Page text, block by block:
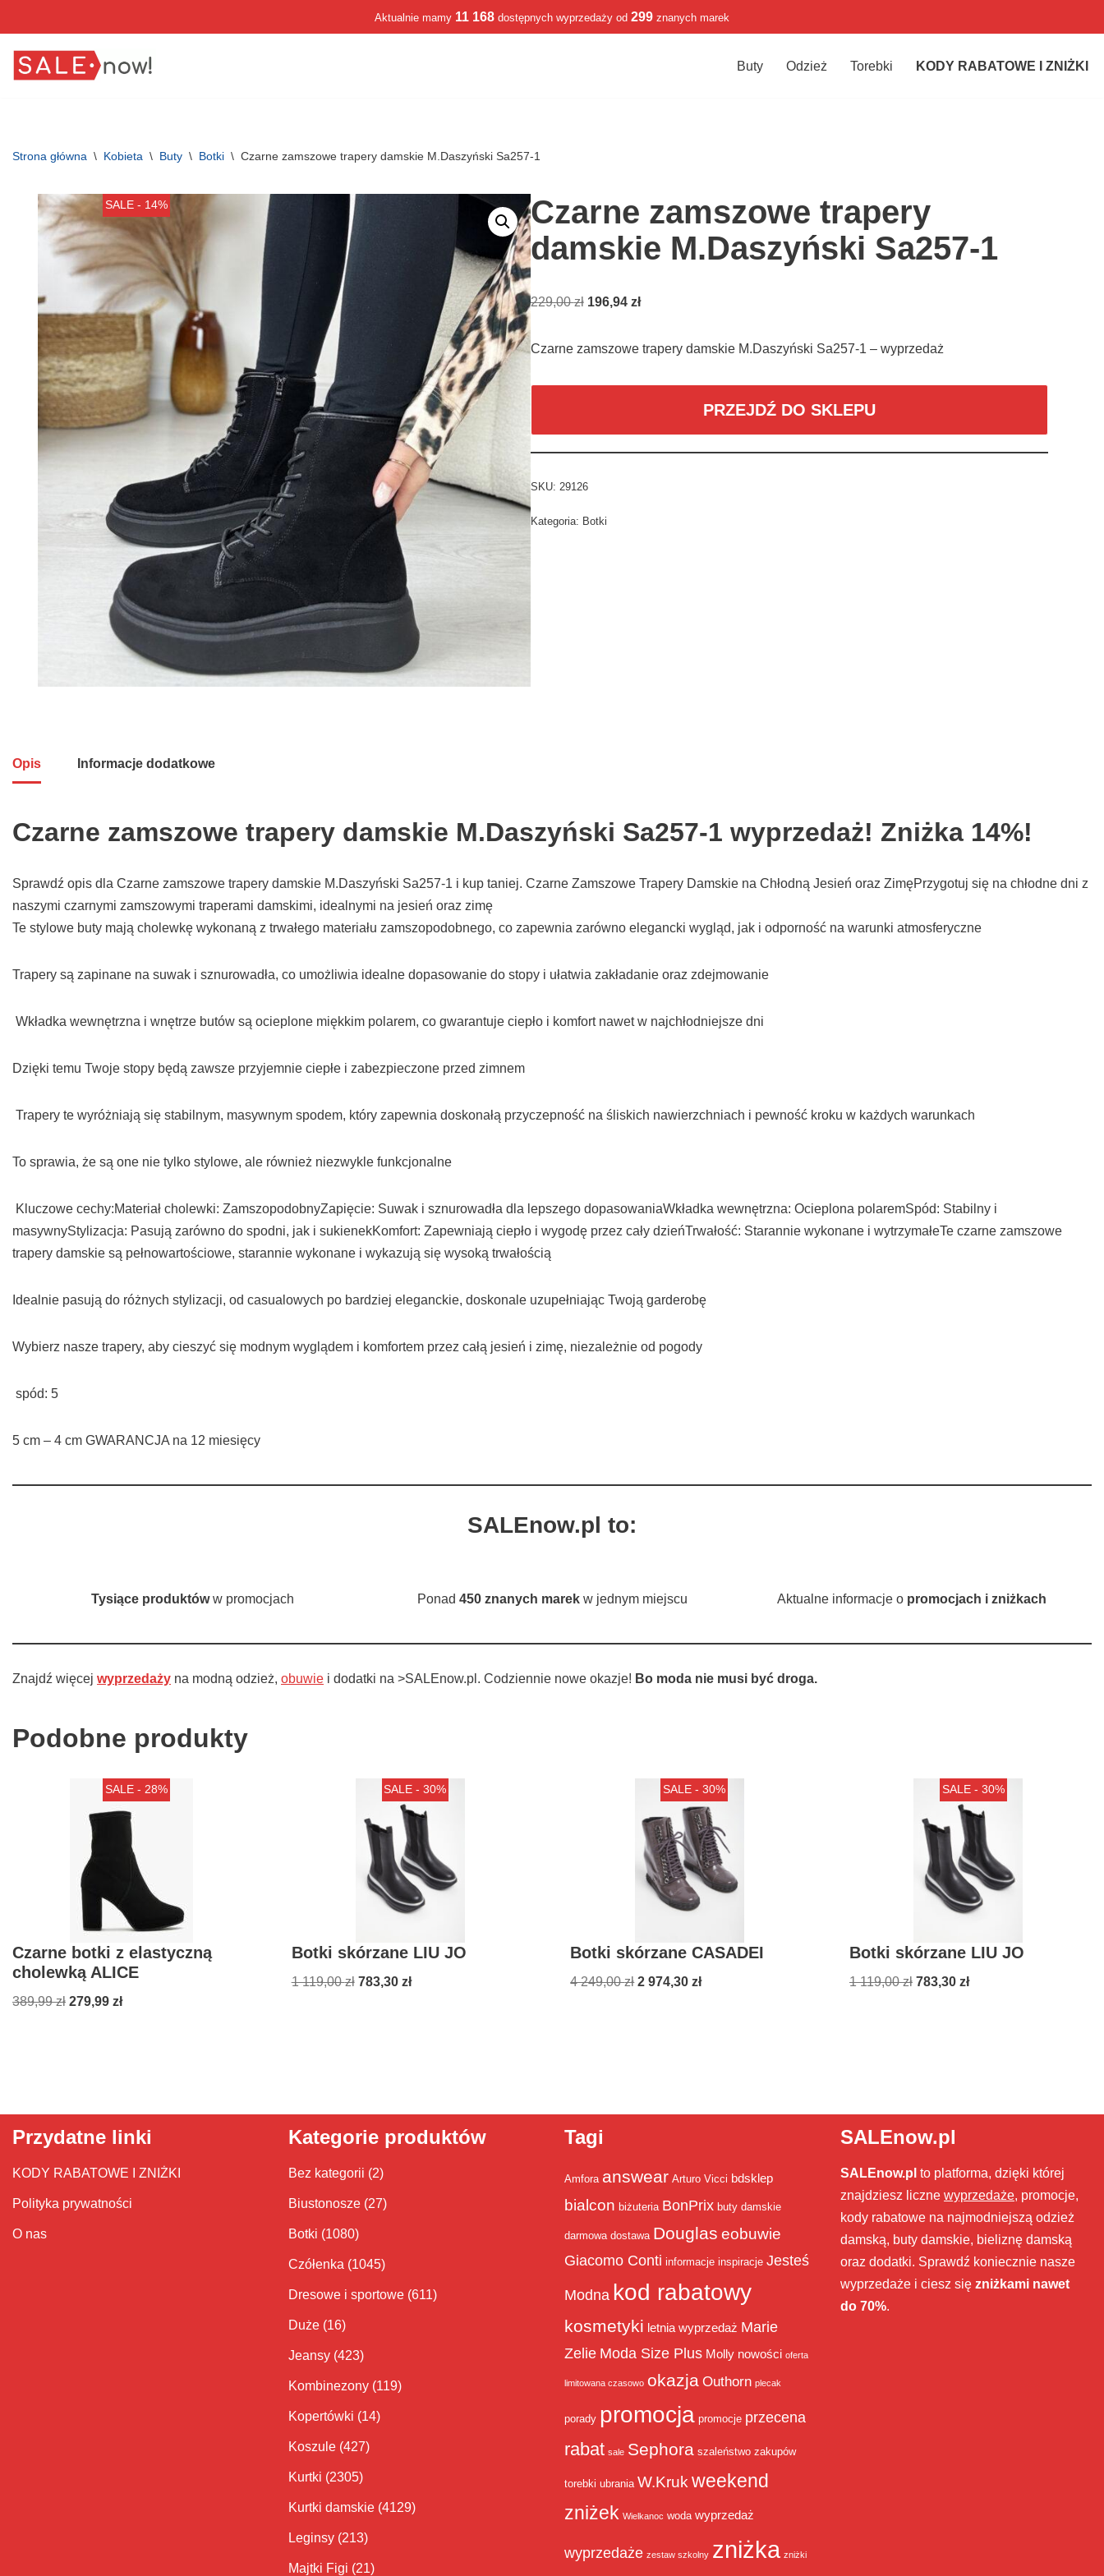
do
Aktualnie mamy 11 168 dostępnych wyprzedaży od 299 znanych marek
Buty Odzież Torebki KODY RABATOWE I ZNIŻKI
Strona główna \ Kobieta \ Buty \ Botki \ Czarne zamszowe trapery damskie M.Daszyński Sa257-1
SALE - 14%
Czarne zamszowe trapery
damskie M.Daszyński Sa257-1
229,00zł 196,94 zł
Czarne zamszowe trapery damskie M.Daszyński Sa257-1 – wyprzedaż
PRZEJDŹ DO SKLEPU
SKU: 29126
Kategoria: Botki
Opis Informacje dodatkowe
Czarne zamszowe trapery damskie M.Daszyński Sa257-1 wyprzedaż! Zniżka 14%!
Sprawdź opis dla Czarne zamszowe trapery damskie M.Daszyński Sa257-1 i kup taniej. Czarne Zamszowe Trapery Damskie na Chłodną Jesień oraz ZimęPrzygotuj się na chłodne dni z
naszymi czarnymi zamszowymi traperami damskimi, idealnymi na jesień oraz zimę
Te stylowe buty mają cholewkę wykonaną z trwałego materiału zamszopodobnego, co zapewnia zarówno elegancki wygląd, jak i odporność na warunki atmosferyczne
Trapery są zapinane na suwak i sznurowadła, co umożliwia idealne dopasowanie do stopy i ułatwia zakładanie oraz zdejmowanie
Wkładka wewnętrzna i wnętrze butów są ocieplone miękkim polarem, co gwarantuje ciepło i komfort nawet w najchłodniejsze dni
Dzięki temu Twoje stopy będą zawsze przyjemnie ciepłe i zabezpieczone przed zimnem
Trapery te wyróżniają się stabilnym, masywnym spodem, który zapewnia doskonałą przyczepność na śliskich nawierzchniach i pewność kroku w każdych warunkach
To sprawia, że są one nie tylko stylowe, ale również niezwykle funkcjonalne
Kluczowe cechy:Materiał cholewki: ZamszopodobnyZapięcie: Suwak i sznurowadła dla lepszego dopasowaniaWkładka wewnętrzna: Ocieplona polaremSpód: Stabilny i
masywnyStylizacja: Pasują zarówno do spodni, jak i sukienekKomfort: Zapewniają ciepło i wygodę przez cały dzieńTrwałość: Starannie wykonane i wytrzymałeTe czarne zamszowe
trapery damskie są pełnowartościowe, starannie wykonane i wykazują się wysoką trwałością
Idealnie pasują do różnych stylizacji, od casualowych po bardziej eleganckie, doskonale uzupełniając Twoją garderobę
Wybierz nasze trapery, aby cieszyć się modnym wyglądem i komfortem przez całą jesień i zimę, niezależnie od pogody
spód: 5
5 cm – 4 cm GWARANCJA na 12 miesięcy
SALEnow.pl to:
Tysiące produktóww promocjach Ponad 450 znanych marekw jednym miejscu Aktualne informacje o promocjach i zniżkach
Znajdź więcej wyprzedaży na modną odzież, obuwie i dodatki na >SALEnow.pl. Codziennie nowe okazje! Bo moda nie musi być droga.
Podobne produkty
SALE - 28%
Czarne botki z elastyczną
cholewką ALICE
389,99zł 279,99 zł
SALE - 30%
Botki skórzane LIU JO
1 119,00zł 783,30 zł
SALE - 30%
Botki skórzane CASADEI
4 249,00zł 2 974,30zł
SALE - 30%
Botki skórzane LIU JO
1 119,00zł 783,30 zł
Przydatne linki
KODY RABATOWE I ZNIŻKI
Polityka prywatności
O nas
Kategorie produktów
Bez kategorii (2)
Biustonosze (27)
Botki (1080)
Czółenka (1045)
Dresowe i sportowe (611)
Duże (16)
Jeansy (423)
Kombinezony (119)
Kopertówki (14)
Koszule (427)
Kurtki (2305)
Kurtki damskie (4129)
Leginsy (213)
Majtki Figi (21)
Tagi
Amfora answear Arturo Vicci bdsklep
bialcon biżuteria BonPrix buty damskie
darmowa dostawa Douglas eobuwie
Giacomo Conti informacje inspiracje Jesteś
Modna kod rabatowy
kosmetyki letnia wyprzedaż Marie
Zelie Moda Size Plus Molly nowości oferta
limitowana czasowo okazja Outhorn plecak
porady promocja promocje przecena
rabat sale Sephora szaleństwo zakupów
torebki ubrania W.Kruk weekend
zniżek Wielkanoc woda wyprzedaż
wyprzedaże zestaw szkolny zniżka zniżki
SALEnow.pl
SALEnow.pl to platforma, dzięki której
znajdziesz liczne wyprzedaże, promocje,
kody rabatowe na najmodniejszą odzież
damską, buty damskie, bieliznę damską
oraz dodatki. Sprawdź koniecznie nasze
wyprzedaże i ciesz się zniżkami nawet
do 70%.